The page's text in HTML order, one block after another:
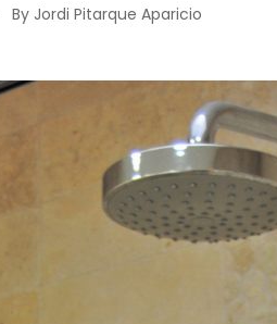
By Jordi Pitarque Aparicio